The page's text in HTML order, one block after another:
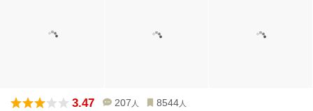
3.47 207 人 8544 人